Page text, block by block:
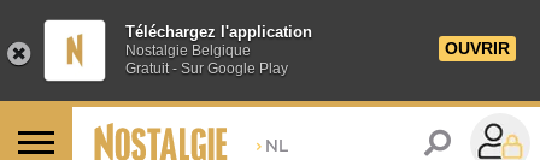
Téléchargez l'application
Nostalgie Belgique
Gratuit - Sur Google Play
OUVRIR
> NL